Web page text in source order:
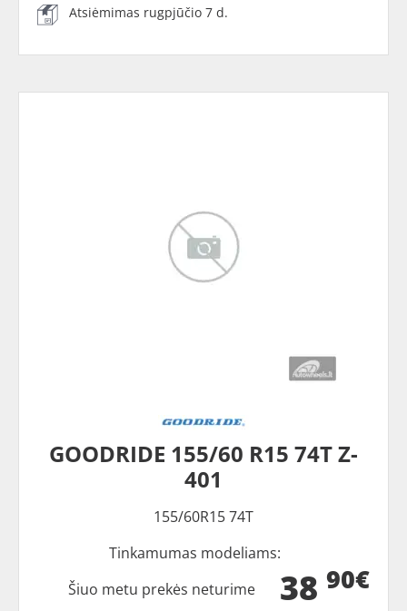
Atsiėmimas rugpjūčio 7 d.
GOODRIDE 155/60 R15 74T Z-
401
155/60R15 74T
Tinkamumas modeliams:
38 90€
Šiuo metu prekės neturime